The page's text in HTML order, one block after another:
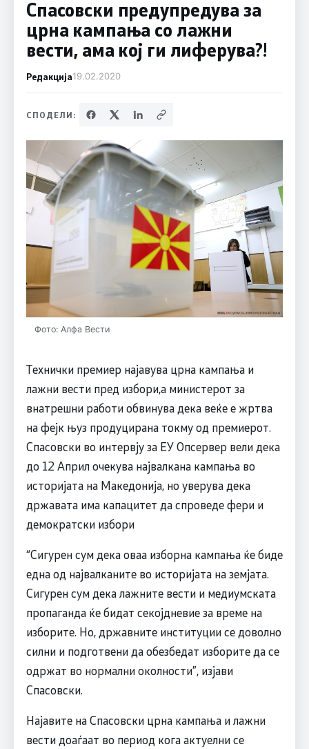
Спасовски предупредува за
црна кампања со лажни
вести, ама кој ги лиферува?!
Редакција19.02.2020
СПОДЕЛИ:
Фото: Алфа Вести
Технички премиер најавува црна кампања и
лажни вести пред избори,а министерот за
внатрешни работи обвинува дека веќе е жртва
на фејк њуз продуцирана токму од премиерот.
Спасовски во интервју за ЕУ Опсервер вели дека
до 12 Април очекува највалкана кампања во
историјата на Македонија, но уверува дека
државата има капацитет да спроведе фери и
демократски избори
“Сигурен сум дека оваа изборна кампања ќе биде
една од највалканите во историјата на земјата.
Сигурен сум дека лажните вести и медиумската
пропаганда ќе бидат секојдневие за време на
изборите. Но, државните институции се доволно
силни и подготвени да обезбедат изборите да се
одржат во нормални околности”, изјави
Спасовски.
Најавите на Спасовски црна кампања и лажни
вести доаѓаат во период кога актуелни се